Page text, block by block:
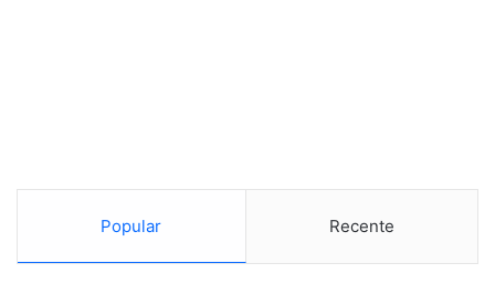
Popular Recente